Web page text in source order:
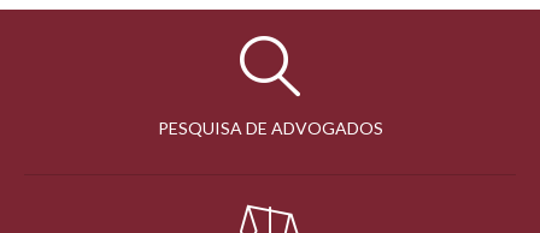
PESQUISA DE ADVOGADOS